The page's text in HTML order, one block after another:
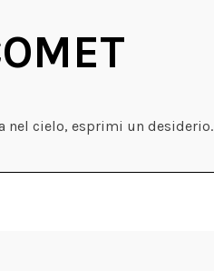
nel cielo, esprimi un desiderio.